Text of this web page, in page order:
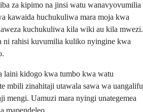
za kipimo na jinsi watu wanavyovumilia
kawaida huchukuliwa mara moja kwa
kuchukuliwa kila wiki au kila mwezi.
ni rahisi kuvumilia kuliko nyingine kwa
laini kidogo kwa tumbo kwa watu
mbili zinahitaji utawala sawa wa uangalifu
mengi. Uamuzi mara nyingi unategemea